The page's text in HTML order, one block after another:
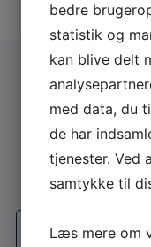
Få et
Udfyld
Firmanavn
bedre
statistik og
kan blive delt
med data, du
de har
tjenester. Ved
samtykke til
Læs mere om